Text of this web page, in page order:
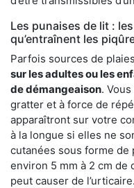
Les punaises de lit :
qu’entraînent les
Parfois sources de
sur les adultes ou les
de démangeaison.
gratter et à force de
apparaîtront sur votre
à la longue si elles ne
cutanées sous forme
environ 5 mm à 2 cm de
peut causer de